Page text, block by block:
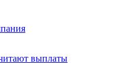
выплаты